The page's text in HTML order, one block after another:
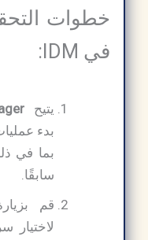
خطوات
في IDM:
يتيح
بدء
بما في
سابقًا.
لاختيار